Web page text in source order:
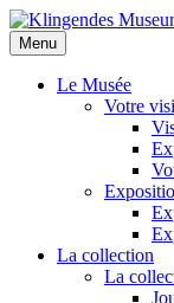
Menu
Le Musée
Votre
La collection
La